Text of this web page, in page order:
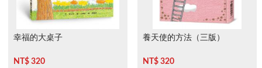
幸福的大桌子
NT$ 320
養天使的方法（三版）
NT$ 320